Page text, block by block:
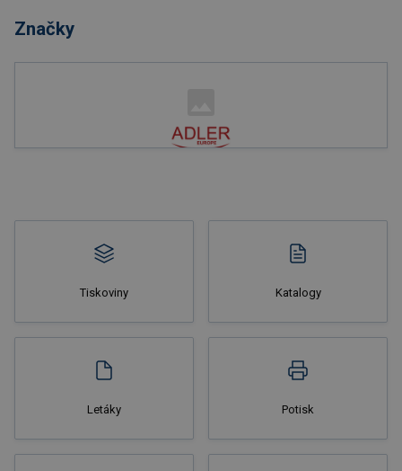
Značky
Tiskoviny Katalogy
Letáky Potisk